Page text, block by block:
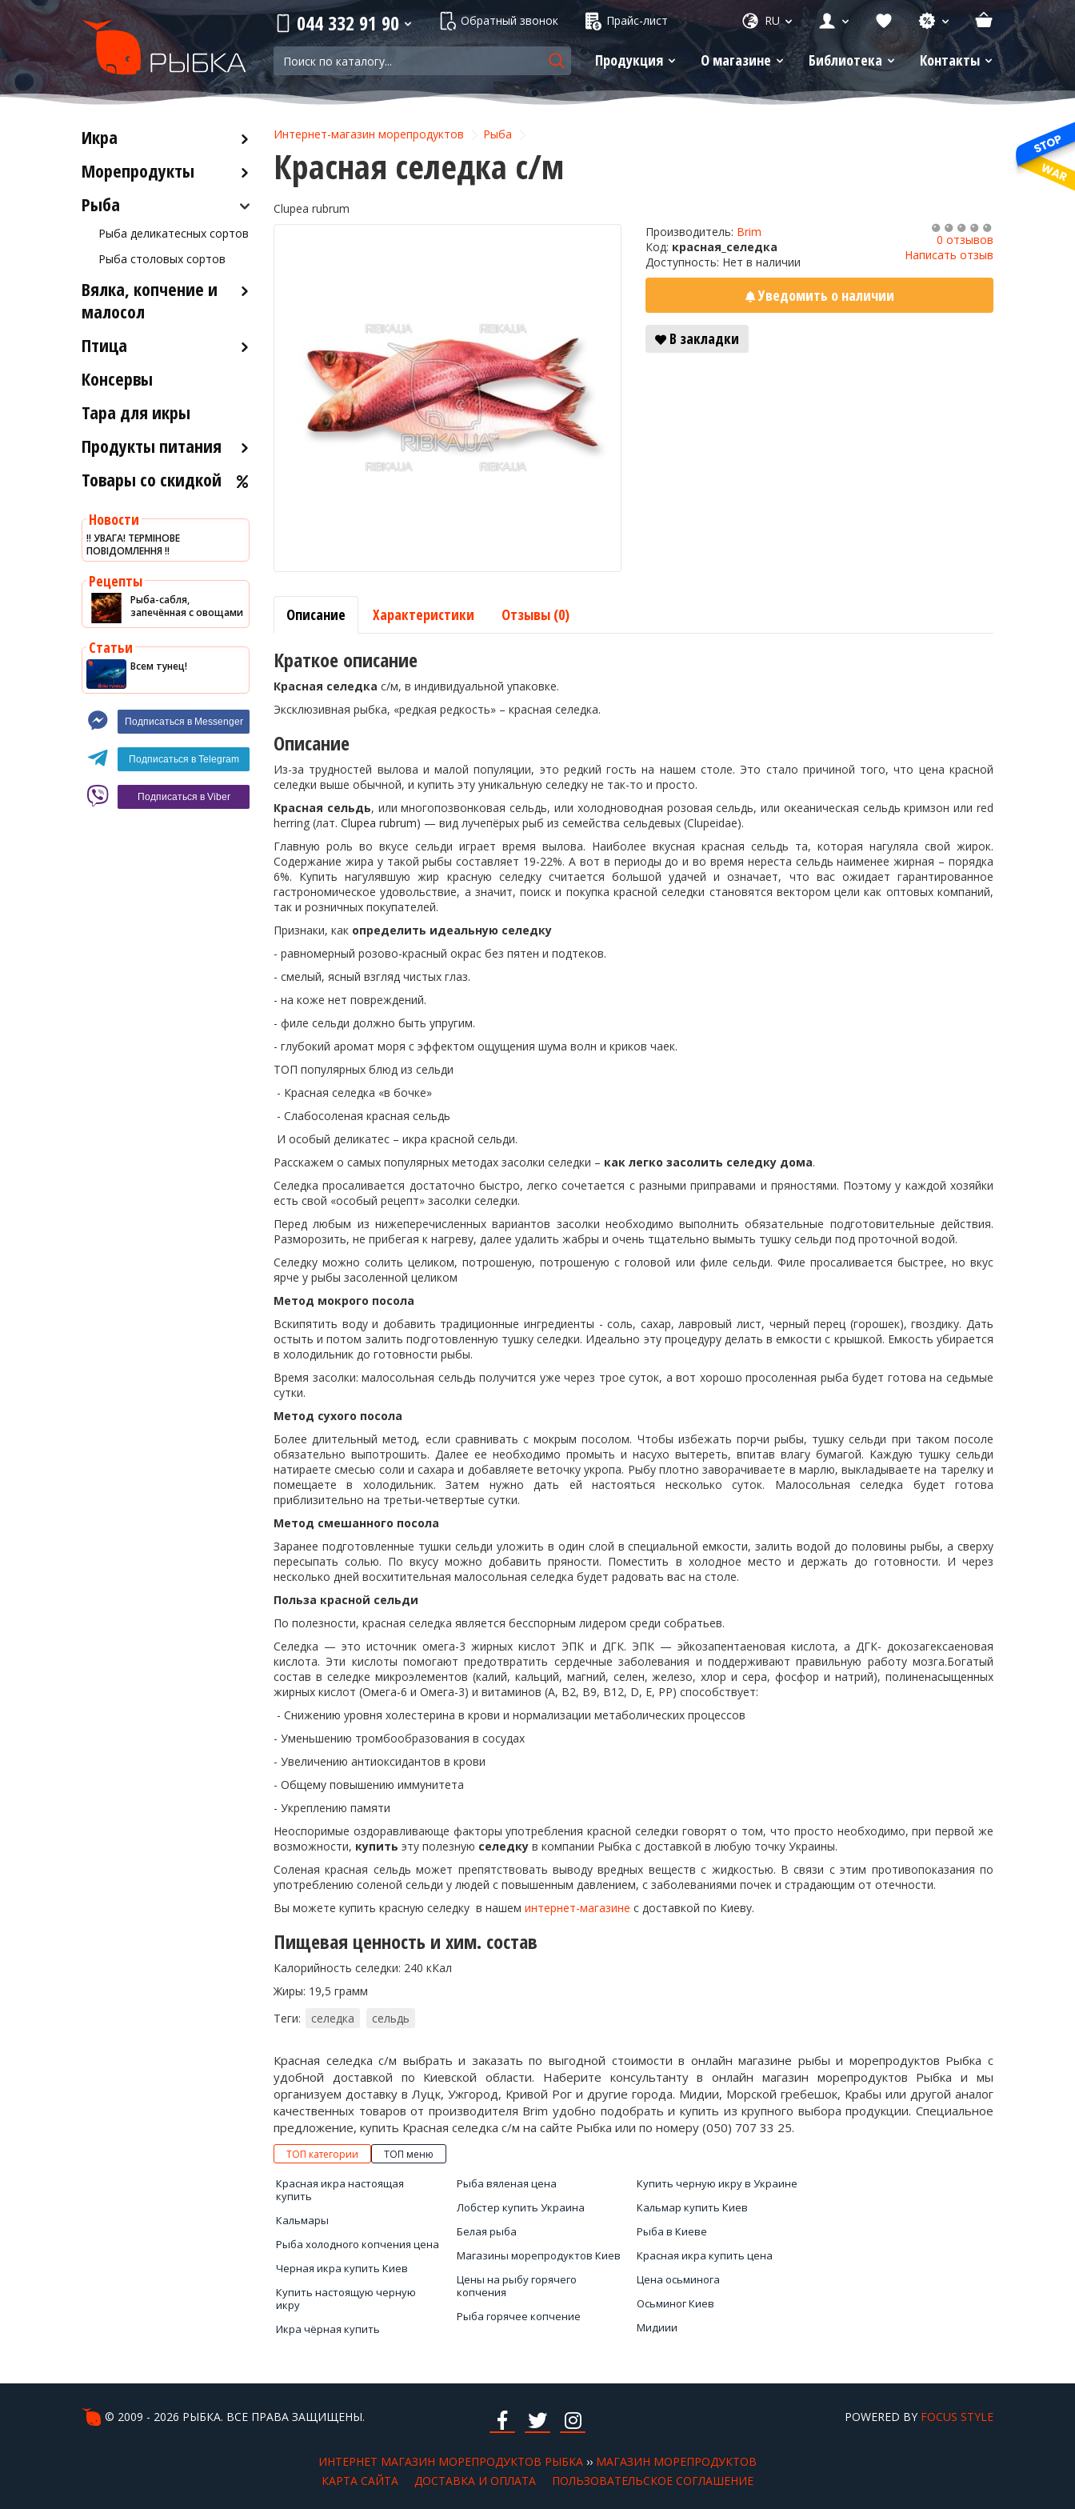
044 332 91 90 Обратный звонок Прайс-лист RU
Продукция О магазине Библиотека Контакты
Икра
Красная икра
Морепродукты
Кальмары
Осьминоги
Крабы
Лобстеры / Омары
Морской коктейль
Морские ежи
Улитки
Устрицы
Рыба
Рыба деликатесных сортов
Рыба столовых сортов
Вялка, копчение и
малосол
Икра вяленая
Рыба слабосоленая
Рыба холодного и
Птица
Индейка
Консервы
Тара для икры
Продукты питания
Оливковое масло
Уксус
Сыры
Соусы
Сладости
Рис
Оливки
Мясные изделия
Вино
Белое вино
Красное вино
Кофе
Blaser
Товары со скидкой
Новости
‼️ УВАГА! ТЕРМІНОВЕ
ПОВІДОМЛЕННЯ ‼️
Рецепты
Рыба-сабля,
запечённая с овощами
Статьи
Всем тунец!
Подписаться в Messenger
Подписаться в Telegram
Подписаться в Viber
Интернет-магазин морепродуктов Рыба
Красная селедка с/м
Clupea rubrum
Производитель: Brim
Код: красная_селедка
Доступность: Нет в наличии
0 отзывов
Написать отзыв
Уведомить о наличии
В закладки
Описание Характеристики Отзывы (0)
Краткое описание
Красная селедка с/м, в индивидуальной упаковке.
Эксклюзивная рыбка, «редкая редкость» – красная селедка.
Описание
Из-за трудностей вылова и малой популяции, это редкий гость на нашем столе. Это стало причиной того, что цена красной
селедки выше обычной, и купить эту уникальную селедку не так-то и просто.
Красная сельдь, или многопозвонковая сельдь, или холодноводная розовая сельдь, или океаническая сельдь кримзон или red
herring (лат. Clupea rubrum) — вид лучепёрых рыб из семейства сельдевых (Clupeidae).
Главную роль во вкусе сельди играет время вылова. Наиболее вкусная красная сельдь та, которая нагуляла свой жирок.
Содержание жира у такой рыбы составляет 19-22%. А вот в периоды до и во время нереста сельдь наименее жирная – порядка
6%. Купить нагулявшую жир красную селедку считается большой удачей и означает, что вас ожидает гарантированное
гастрономическое удовольствие, а значит, поиск и покупка красной селедки становятся вектором цели как оптовых компаний,
так и розничных покупателей.
Признаки, как определить идеальную селедку
- равномерный розово-красный окрас без пятен и подтеков.
- смелый, ясный взгляд чистых глаз.
- на коже нет повреждений.
- филе сельди должно быть упругим.
- глубокий аромат моря с эффектом ощущения шума волн и криков чаек.
ТОП популярных блюд из сельди
- Красная селедка «в бочке»
- Слабосоленая красная сельдь
И особый деликатес – икра красной сельди.
Расскажем о самых популярных методах засолки селедки – как легко засолить селедку дома.
Селедка просаливается достаточно быстро, легко сочетается с разными приправами и пряностями. Поэтому у каждой хозяйки
есть свой «особый рецепт» засолки селедки.
Перед любым из нижеперечисленных вариантов засолки необходимо выполнить обязательные подготовительные действия.
Разморозить, не прибегая к нагреву, далее удалить жабры и очень тщательно вымыть тушку сельди под проточной водой.
Селедку можно солить целиком, потрошеную, потрошеную с головой или филе сельди. Филе просаливается быстрее, но вкус
ярче у рыбы засоленной целиком
Метод мокрого посола
Вскипятить воду и добавить традиционные ингредиенты - соль, сахар, лавровый лист, черный перец (горошек), гвоздику. Дать
остыть и потом залить подготовленную тушку селедки. Идеально эту процедуру делать в емкости с крышкой. Емкость убирается
в холодильник до готовности рыбы.
Время засолки: малосольная сельдь получится уже через трое суток, а вот хорошо просоленная рыба будет готова на седьмые
сутки.
Метод сухого посола
Более длительный метод, если сравнивать с мокрым посолом. Чтобы избежать порчи рыбы, тушку сельди при таком посоле
обязательно выпотрошить. Далее ее необходимо промыть и насухо вытереть, впитав влагу бумагой. Каждую тушку сельди
натираете смесью соли и сахара и добавляете веточку укропа. Рыбу плотно заворачиваете в марлю, выкладываете на тарелку и
помещаете в холодильник. Затем нужно дать ей настояться несколько суток. Малосольная селедка будет готова
приблизительно на третьи-четвертые сутки.
Метод смешанного посола
Заранее подготовленные тушки сельди уложить в один слой в специальной емкости, залить водой до половины рыбы, а сверху
пересыпать солью. По вкусу можно добавить пряности. Поместить в холодное место и держать до готовности. И через
несколько дней восхитительная малосольная селедка будет радовать вас на столе.
Польза красной сельди
По полезности, красная селедка является бесспорным лидером среди собратьев.
Селедка — это источник омега-3 жирных кислот ЭПК и ДГК. ЭПК — эйкозапентаеновая кислота, а ДГК- докозагексаеновая
кислота. Эти кислоты помогают предотвратить сердечные заболевания и поддерживают правильную работу мозга.Богатый
состав в селедке микроэлементов (калий, кальций, магний, селен, железо, хлор и сера, фосфор и натрий), полиненасыщенных
жирных кислот (Омега-6 и Омега-3) и витаминов (А, В2, В9, В12, D, Е, РР) способствует:
- Снижению уровня холестерина в крови и нормализации метаболических процессов
- Уменьшению тромбообразования в сосудах
- Увеличению антиоксидантов в крови
- Общему повышению иммунитета
- Укреплению памяти
Неоспоримые оздоравливающе факторы употребления красной селедки говорят о том, что просто необходимо, при первой же
возможности, купить эту полезную селедку в компании Рыбка с доставкой в любую точку Украины.
Соленая красная сельдь может препятствовать выводу вредных веществ с жидкостью. В связи с этим противопоказания по
употреблению соленой сельди у людей с повышенным давлением, с заболеваниями почек и страдающим от отечности.
Вы можете купить красную селедку в нашем интернет-магазине с доставкой по Киеву.
Пищевая ценность и хим. состав
Калорийность селедки: 240 кКал
Жиры: 19,5 грамм
Теги:
селедка сельдь
Красная селедка с/м выбрать и заказать по выгодной стоимости в онлайн магазине рыбы и морепродуктов Рыбка с
удобной доставкой по Киевской области. Наберите консультанту в онлайн магазин морепродуктов Рыбка и мы
организуем доставку в Луцк, Ужгород, Кривой Рог и другие города. Мидии, Морской гребешок, Крабы или другой аналог
качественных товаров от производителя Brim удобно подобрать и купить из крупного выбора продукции. Специальное
предложение, купить Красная селедка с/м на сайте Рыбка или по номеру (050) 707 33 25.
ТОП категории ТОП меню
Красная икра настоящая
купить
Кальмары
Рыба холодного копчения цена
Черная икра купить Киев
Купить настоящую черную
икру
Икра чёрная купить
Рыба вяленая цена
Лобстер купить Украина
Белая рыба
Магазины морепродуктов Киев
Цены на рыбу горячего
копчения
Рыба горячее копчение
Купить черную икру в Украине
Кальмар купить Киев
Рыба в Киеве
Красная икра купить цена
Цена осьминога
Осьминог Киев
Мидиии
© 2009 - 2026 РЫБКА. ВСЕ ПРАВА ЗАЩИЩЕНЫ. POWERED BY FOCUS STYLE
ИНТЕРНЕТ МАГАЗИН МОРЕПРОДУКТОВ РЫБКА ›› МАГАЗИН МОРЕПРОДУКТОВ
КАРТА САЙТА
ДОСТАВКА И ОПЛАТА ПОЛЬЗОВАТЕЛЬСКОЕ СОГЛАШЕНИЕ